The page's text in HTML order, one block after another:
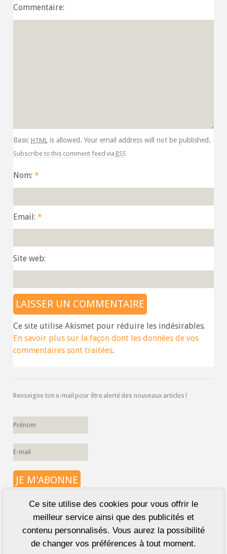
Commentaire
Basic html is allowed. Your email address will not be published.
Subscribe to this comment feed via rss
Nom:*
Email:*
Site web:
Ce site utilise Akismet pour réduire les indésirables.
En savoir plus sur la façon dont les données de vos
commentaires sont traitées.
Renseigne ton e-mail pour être alerté des nouveaux articles !
Ce site utilise des cookies pour vous offrir le
meilleur service ainsi que des publicités et
contenu personnalisés. Vous aurez la possibilité
de changer vos préférences à tout moment.